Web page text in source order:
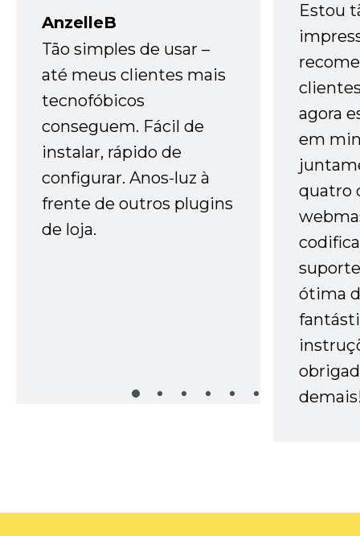
AnzelleB
Tão simples de usar –
até meus clientes mais
tecnofóbicos
conseguem. Fácil de
instalar, rápido de
configurar. Anos-luz à
frente de outros plugins
de loja.
Estou
agora
em
quatro
ótima